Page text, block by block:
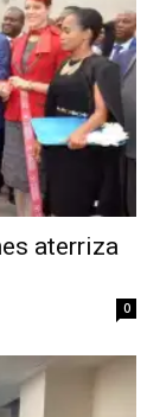
aterriza
0